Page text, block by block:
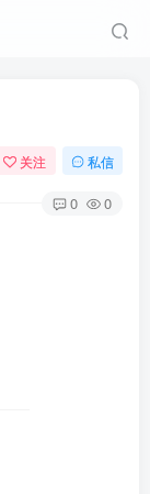
关注 私信
0 0